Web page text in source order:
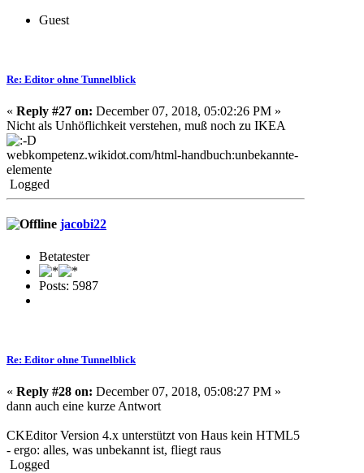
Guest
Re: Editor ohne Tunnelblick
« Reply #27 on: December 07, 2018, 05:02:26 PM »
Nicht als Unhöflichkeit verstehen, muß noch zu IKEA
webkompetenz.wikidot.com/html-handbuch:unbekannte-
elemente
Logged
jacobi22
Betatester
Posts: 5987
Re: Editor ohne Tunnelblick
« Reply #28 on: December 07, 2018, 05:08:27 PM »
dann auch eine kurze Antwort
CKEditor Version 4.x unterstützt von Haus kein HTML5
- ergo: alles, was unbekannt ist, fliegt raus
Logged